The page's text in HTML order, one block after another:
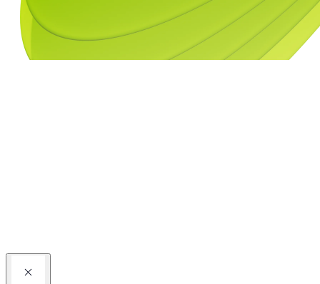
Kontaktieren Sie uns
Partner werden